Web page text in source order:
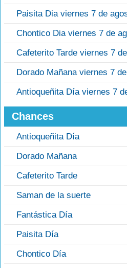
Paisita Dia viernes 7 de
Chontico Dia viernes 7 de
Cafeterito Tarde viernes 7
Dorado Mañana viernes 7
Antioqueñita Día viernes 7
Chances
Antioqueñita Día
Dorado Mañana
Cafeterito Tarde
Saman de la suerte
Fantástica Día
Paisita Día
Chontico Día